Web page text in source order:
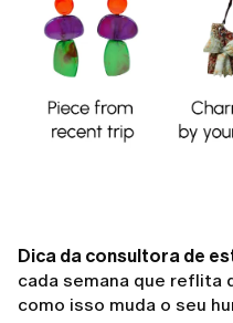
Dica da consultora de
cada semana que reflita
como isso muda o seu